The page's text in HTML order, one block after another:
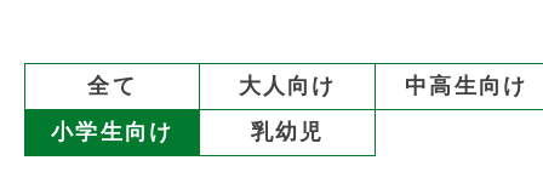
全て 大人向け
中高生向け
小学生向け
乳幼児